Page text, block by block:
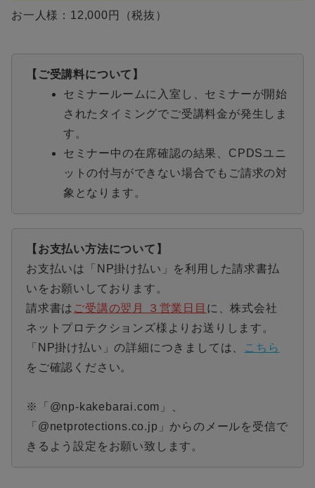
お一人様：12,000円（税抜）
【ご受講料について】
セミナールームに入室し、セミナーが開始
されたタイミングでご受講料金が発生しま
す。
セミナー中の在席確認の結果、CPDSユニ
ットの付与ができない場合でもご請求の対
象となります。
【お支払い方法について】
お支払いは「NP掛け払い」を利用した請求書払
いをお願いしております。
請求書は ご受講の翌月 ３営業日目 に、株式会社
ネットプロテクションズ様よりお送りします。
「NP掛け払い」の詳細につきましては、
こちら
をご確認ください。
※「@np-kakebarai.com」、
「@netprotections.co.jp」からのメールを受信で
きるよう設定をお願い致します。